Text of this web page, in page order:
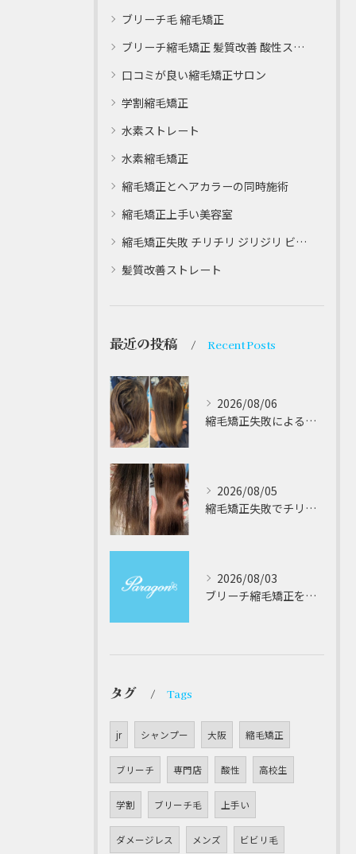
ブリーチ毛 縮毛矯正
ブリーチ縮毛矯正 髪質改善 酸性ストレート
口コミが良い縮毛矯正サロン
学割縮毛矯正
水素ストレート
水素縮毛矯正
縮毛矯正とヘアカラーの同時施術
縮毛矯正上手い美容室
縮毛矯正失敗 チリチリ ジリジリ ビビり直し専門
髪質改善ストレート
最近の投稿 Recent Posts
2026/08/06
縮毛矯正失敗によるチリチリやジリジリ髪のビビり直し専門が解説する本当に効く修復策
2026/08/05
縮毛矯正失敗でチリチリジリジリの髪をビビり直し専門が丁寧に修復する方法解説
2026/08/03
ブリーチ縮毛矯正を安全に受けるための大阪府対応サロン選びと髪質改善のポイント
タグ Tags
jr シャンプー 大阪 縮毛矯正
ブリーチ 専門店 酸性 高校生
学割 ブリーチ毛 上手い
ダメージレス メンズ ビビリ毛